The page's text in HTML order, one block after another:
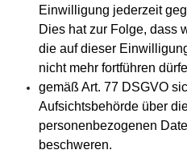
Einwilligung jederzeit
Dies hat zur Folge, dass
die auf dieser
nicht mehr fortführen
gemäß Art. 77 DSGVO
Aufsichtsbehörde über
personenbezogenen
beschweren.